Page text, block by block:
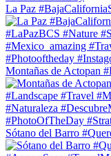
La Paz
Montañas de Actopan
Sótano del Barro